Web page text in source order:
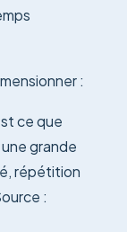
:
ce que
grande
répétition
: